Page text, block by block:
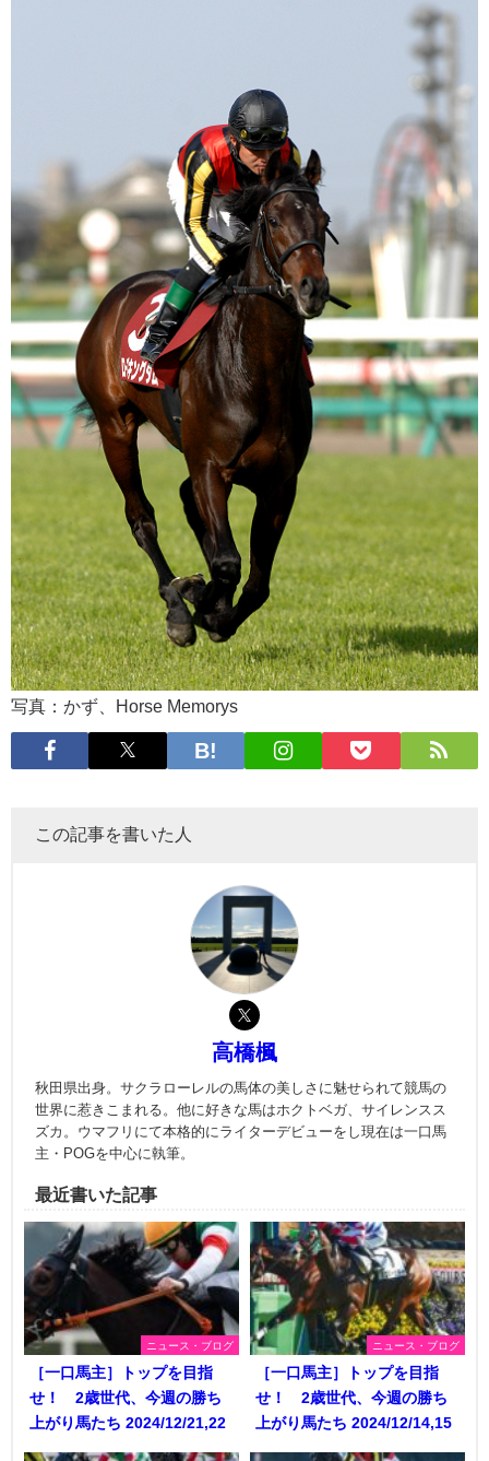
写真：かず、Horse Memorys
この記事を書いた人
高橋楓
秋田県出身。サクラローレルの馬体の美しさに魅せられて競馬の
世界に惹きこまれる。他に好きな馬はホクトベガ、サイレンスス
ズカ。ウマフリにて本格的にライターデビューをし現在は一口馬
主・POGを中心に執筆。
最近書いた記事
ニュース・ブログ
［一口馬主］トップを目指
せ！ 2歳世代、今週の勝ち
上がり馬たち 2024/12/21,22
ニュース・ブログ
［一口馬主］トップを目指
せ！ 2歳世代、今週の勝ち
上がり馬たち 2024/12/14,15